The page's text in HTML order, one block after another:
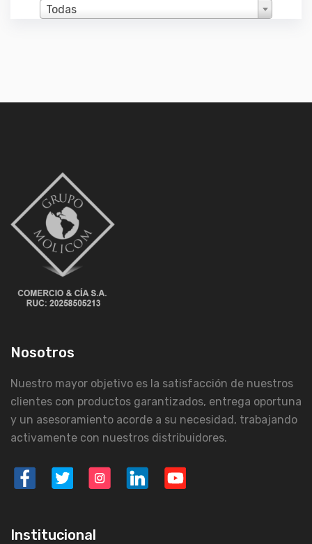
Todas
Nosotros
Nuestro mayor objetivo es la satisfacción de nuestros
clientes con productos garantizados, entrega oportuna
y un asesoramiento acorde a su necesidad, trabajando
activamente con nuestros distribuidores.
Institucional